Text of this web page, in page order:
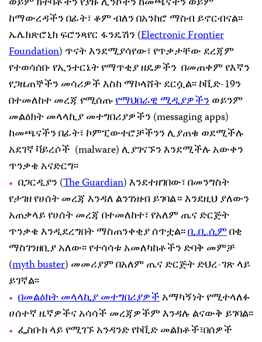
ከማውረዳችን በፊት፣ ቆም ብለን በአንከሮ ማስብ ይኖርብናል፡፡
ኤሌክጽሮኒክ ፍሮንጻየር ፋንዴሽን (Electronic Frontier
Foundation) ጥናት እንደሚያሳየው፣ የጥቃታቸው ደረጃም
የተወሳሰቡ የኢንተርኔት የማጥቂያ ዘዴዎችን በመጠቀም የእኛን
የጋዜጠኞችን መሳሪዎች እስከ ማኮላሸት ደርሷል፡፡ ኮቪድ-19ን
በተመለከተ መረጃ የሚሰጡየማህበራዊ ሚዲያዎችንወይንም
መልዕክት መላላኪያ መተግበሪያዎችን (messaging apps)
ከመጫናችን በፊት፣ ኮምፒውተሮቻችንን ሊያጠቁ ወደሚችሉ
አደገኛ ቫይረሶች (malware) ሊያገናኙን እንደሚችሉ አውቀን
ጥንቃቄ አናድርግ፡፡
በጋርዲያን (The Guardian) እንደተዘገበው፣ በመንግስት
የታገዘ የሀሰት መረጃ እንዳለ ልንገነዘብ ይገባል። እንደዚህ ያለውን
አጠቃላይ የሀሰት መረጃ በተመለከተ፣ የአለም ጤና ድርጅት
ጥንቃቄ እንዲደረግበት ማስጠንቀቂያ ሰጥቷል፡፡ቢ.ቢ.ሲምበቂ
ማስገንዘቢያ አለው፡፡ የተሳሳቱ አመለካከቶችን ድባቅ መምቻ
(myth buster) መመሪያም በአለም ጤና ድርጅት ድህረ-ገጽ ላይ
ይገኛል፡፡
በመልዕክት መላላኪያ መተግበሪያዎችአማካኝነት የሚተላለፉ
ሀሰተኛ ዜኛዎችና አሳሳች መረጃዎችም እንዳሉ ልናውቅ ይገባል፡፡
ፌስቡክ ላይ የሚገኙ አንዳንድ የኮቪድ መልክቶች፣በሰዎች